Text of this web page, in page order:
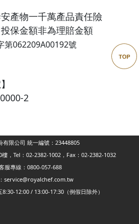
產物一千萬產品責任險
投保金額非為理賠金額
第062209A00192號
2
有限公司 統一編號：23448805
，Tel：02-2382-1002，Fax：02-2382-1032
服專線：0800-057-688
service@royalchef.com.tw
12:00 / 13:00-17:30（例假日除外）